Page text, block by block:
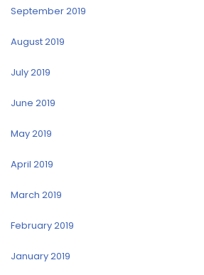
September 2019
August 2019
July 2019
June 2019
May 2019
April 2019
March 2019
February 2019
January 2019